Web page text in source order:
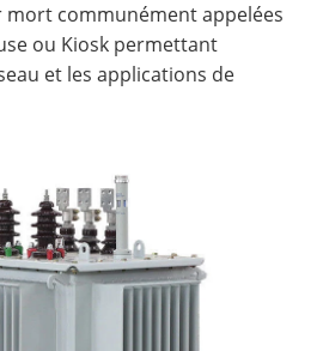
communément appelées
ou Kiosk permettant
et les applications de